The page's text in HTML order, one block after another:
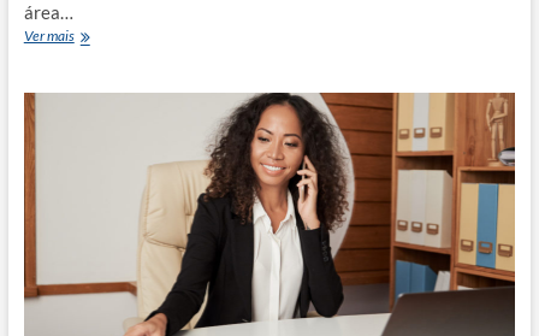
área…
Ver maisEngenheiro